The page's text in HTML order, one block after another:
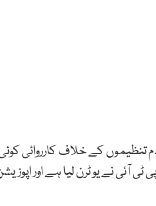
تنظیموں کے خلاف کارروائی
نے یو ٹرن لیا ہے اور